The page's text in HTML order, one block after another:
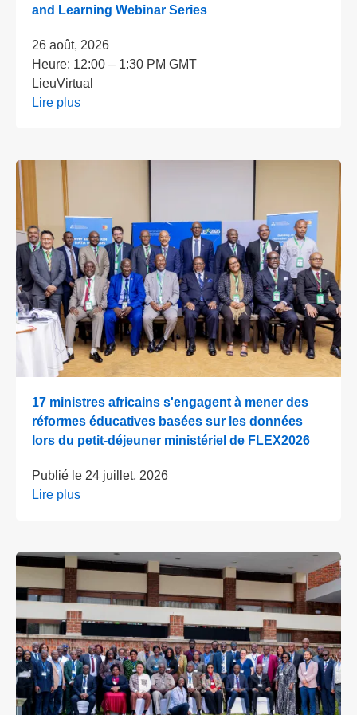
and Learning Webinar Series
26 août, 2026
Heure: 12:00 – 1:30 PM GMT
LieuVirtual
Lire plus
17 ministres africains s'engagent à mener des
réformes éducatives basées sur les données
lors du petit-déjeuner ministériel de FLEX2026
Publié le 24 juillet, 2026
Lire plus